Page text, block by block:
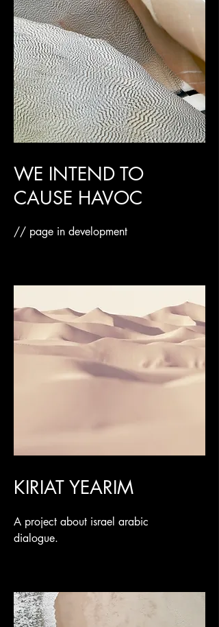
WE INTEND TO
CAUSE HAVOC
// page in development
KIRIAT YEARIM
A project about israel arabic
dialogue.